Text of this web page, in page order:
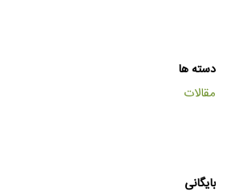
دسته ها
مقالات
بایگانی